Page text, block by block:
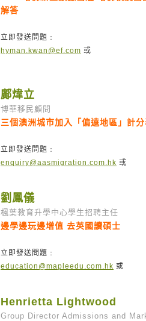
解答
立即發送問題﹕
hyman.kwan@ef.com 或
鄺煒立
博華移民顧問
三個澳洲城市加入「偏遠地區」計
立即發送問題﹕
enquiry@aasmigration.com.hk 或
劉鳳儀
楓葉教育升學中心學生招聘主任
邊學邊玩邊增值 去英國讀碩士
立即發送問題﹕
education@mapleedu.com.hk 或
Henrietta Lightwood
Group Director Admissions and